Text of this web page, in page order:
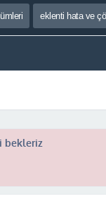
eklenti hata ve
bekleriz